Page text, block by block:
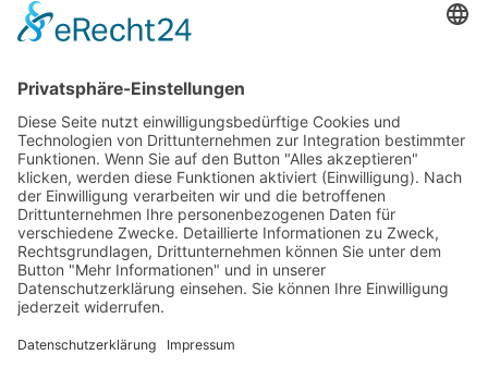
Personen
Nationale Kooperationen
L.E.V.
Nachlese
Soziales Engagement
Materialien und Links
Personen
Kontakt
ÖKOLOG/PILGRIM
Aktuelles
Materialien & Links
Landes-ARGE-Lehrer:innengesundheit